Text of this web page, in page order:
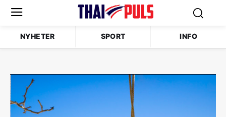
NYHETER SPORT INFO